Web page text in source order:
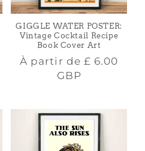
GIGGLE WATER POSTER:
Vintage Cocktail Recipe
Book Cover Art
Prix
habituel
À partir de £ 6.00
GBP